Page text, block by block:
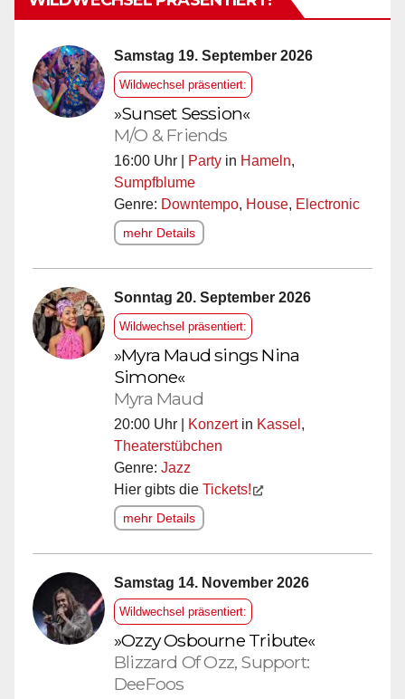
Samstag 19. September 2026
Wildwechsel präsentiert:
»Sunset Session«
M/O & Friends
16:00 Uhr | Party in Hameln,
Sumpfblume
Genre: Downtempo, House, Electronic
mehr Details
Sonntag 20. September 2026
Wildwechsel präsentiert:
»Myra Maud sings Nina
Simone«
Myra Maud
20:00 Uhr | Konzertin Kassel ,
Theaterstübchen
Genre: Jazz
Hier gibts die Tickets!
mehr Details
Samstag 14. November 2026
Wildwechsel präsentiert:
»Ozzy Osbourne Tribute«
Blizzard Of Ozz, Support:
DeeFoos